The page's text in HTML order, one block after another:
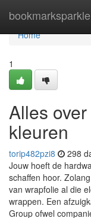
bookmarksparkle
Home
Home
1
Alles
kleuren
torip482pzi8 298
Jouw hoeft de
schaffen hoor.
van wrapfolie al die
wrappen. Een
Group ofwel